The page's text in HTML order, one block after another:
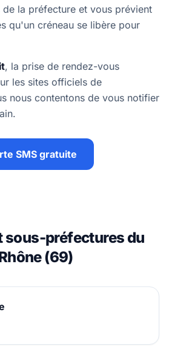
la préfecture et vous prévient
qu'un créneau se libère pour
, la prise de rendez-vous
les sites officiels de
nous contentons de vous notifier
SMS gratuite
sous-préfectures du
(69)